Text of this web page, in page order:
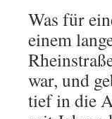
Was für
einem
war, und
tief in die